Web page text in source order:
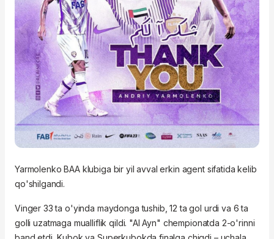
Yarmolenko BAA klubiga bir yil avval erkin agent sifatida kelib
qo'shilgandi.
Vinger 33 ta o'yinda maydonga tushib, 12 ta gol urdi va 6 ta
golli uzatmaga mualliflik qildi. "Al Ayn" chempionatda 2-o'rinni